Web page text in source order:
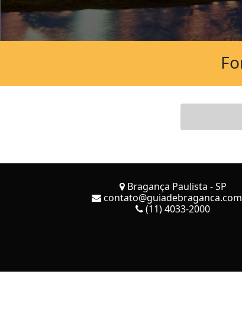
Bragança Paulista - SP
(11) 4033-2000